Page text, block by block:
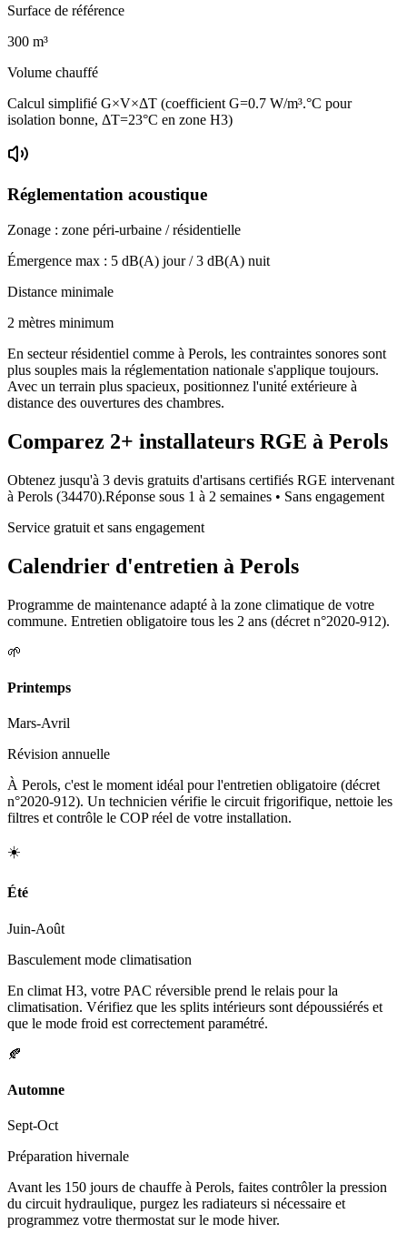
Surface de référence
300 m³
Volume chauffé
Calcul simplifié G×V×ΔT (coefficient G=0.7 W/m³.°C pour
isolation bonne, ΔT=23°C en zone H3)
Réglementation acoustique
Zonage : zone péri-urbaine / résidentielle
Émergence max : 5 dB(A) jour /3 dB(A) nuit
Distance minimale
2 mètres minimum
En secteur résidentiel comme à Perols, les contraintes sonores sont
plus souples mais la réglementation nationale s'applique toujours.
Avec un terrain plus spacieux, positionnez l'unité extérieure à
distance des ouvertures des chambres.
Comparez 2+ installateurs RGE à Perols
Obtenez jusqu'à 3 devis gratuits d'artisans certifiés RGE intervenant
à Perols (34470).Réponse sous 1 à 2 semaines • Sans engagement
Service gratuit et sans engagement
Calendrier d'entretien à Perols
Programme de maintenance adapté à la zone climatique de votre
commune. Entretien obligatoire tous les 2 ans (décret n°2020-912).
🌱
Printemps
Mars-Avril
Révision annuelle
À Perols, c'est le moment idéal pour l'entretien obligatoire (décret
n°2020-912). Un technicien vérifie le circuit frigorifique, nettoie les
filtres et contrôle le COP réel de votre installation.
☀️
Été
Juin-Août
Basculement mode climatisation
En climat H3, votre PAC réversible prend le relais pour la
climatisation. Vérifiez que les splits intérieurs sont dépoussiérés et
que le mode froid est correctement paramétré.
🍂
Automne
Sept-Oct
Préparation hivernale
Avant les 150 jours de chauffe à Perols, faites contrôler la pression
du circuit hydraulique, purgez les radiateurs si nécessaire et
programmez votre thermostat sur le mode hiver.